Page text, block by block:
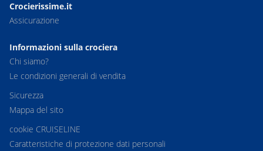
Crocierissime.it
Assicurazione
Informazioni sulla crociera
Chi siamo?
Le condizioni generali di vendita
Sicurezza
Mappa del sito
cookie CRUISELINE
Caratteristiche di protezione dati personali